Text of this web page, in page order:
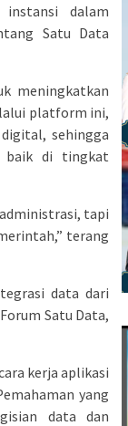
dalam
Satu Data
meningkatkan
platform ini,
sehingga
baik di tingkat
tapi
terang
data dari
Satu Data,
kerja aplikasi
yang
data dan